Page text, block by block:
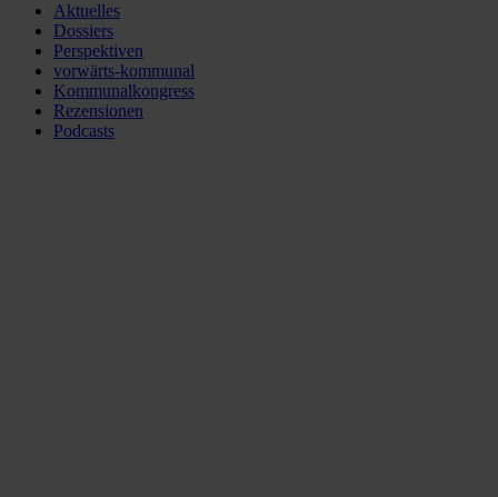
Aktuelles
Dossiers
Perspektiven
vorwärts-kommunal
Kommunalkongress
Rezensionen
Podcasts